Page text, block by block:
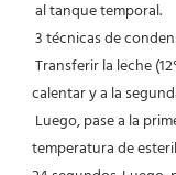
al tanque temporal.
3 técnicas de
calentar y a la
temperatura de